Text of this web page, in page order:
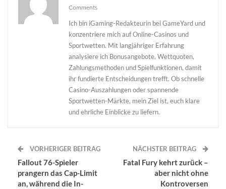
Comments
Ich bin iGaming-Redakteurin bei GameYard und
konzentriere mich auf Online-Casinos und
Sportwetten. Mit langjähriger Erfahrung
analysiere ich Bonusangebote, Wettquoten,
Zahlungsmethoden und Spielfunktionen, damit
ihr fundierte Entscheidungen trefft. Ob schnelle
Casino-Auszahlungen oder spannende
Sportwetten-Märkte, mein Ziel ist, euch klare
und ehrliche Einblicke zu liefern.
VORHERIGER BEITRAG
Fallout 76-Spieler
prangern das Cap-Limit
an, während die In-
NÄCHSTER BEITRAG
Fatal Fury kehrt zurück –
aber nicht ohne
Kontroversen